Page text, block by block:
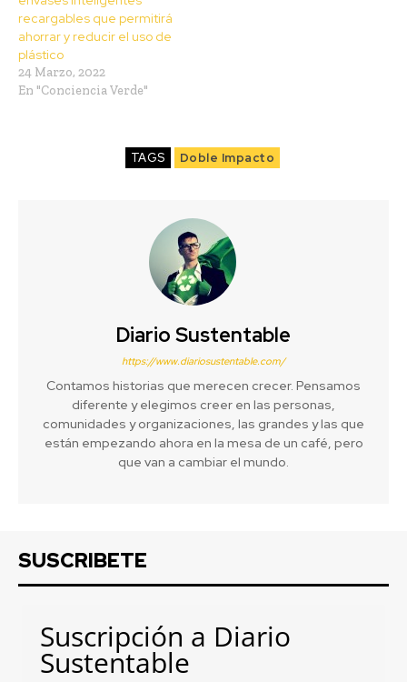
recargables que permitirá
ahorrar y reducir el uso de
plástico
24 Marzo, 2022
En "Conciencia Verde"
TAGS Doble Impacto
Diario Sustentable
https://www.diariosustentable.com/
Contamos historias que merecen crecer. Pensamos
diferente y elegimos creer en las personas,
comunidades y organizaciones, las grandes y las que
están empezando ahora en la mesa de un café, pero
que van a cambiar el mundo.
SUSCRIBETE
Suscripción a Diario
Sustentable